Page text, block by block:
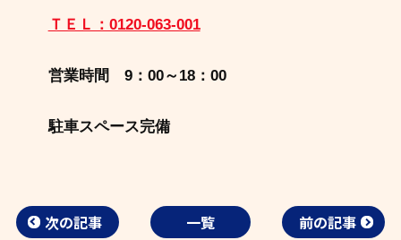
ＴＥＬ：0120-063-001
営業時間 9：00～18：00
駐車スペース完備
次の記事 一覧 前の記事